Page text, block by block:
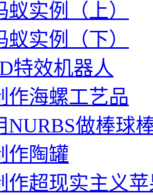
蚁实例（上）
蚁实例（下）
特效机器人
作海螺工艺品
NURBS做棒球
作陶罐
作超现实主义